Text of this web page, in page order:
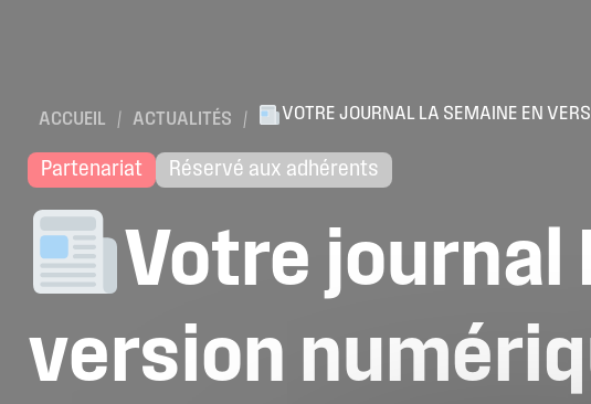
ACCUEIL / ACTUALITÉS / VOTRE JOURNAL LA SEMAINE EN
Partenariat Réservé aux adhérents
Votre journal
version